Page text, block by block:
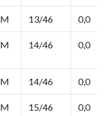
M 13/46 0,0
M 14/46 0,0
M 14/46 0,0
M 15/46 0,0